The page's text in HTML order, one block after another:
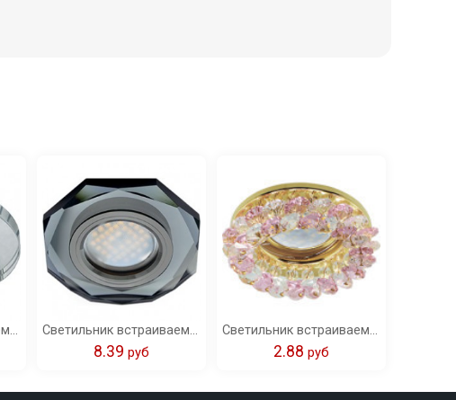
Светильник встраиваемый Ecola MR16 DL1650 GU5.3 Glass Стекло Круг хром/хром 25x95 (кd74) /FC1650EFF/ Светильник встраиваемый Ecola MR16 DL1652 GU5.3 Glass Стекло 8-угольник с прямыми гранями черный/черный хром 25x90 /FB1652EFF/
8.39 pуб
Светильник встраиваемый Ecola Light MR16 CD4141 GU5.3 круглый с хрусталиками прозрачный и розовый/золото 50x90 /FF1617EFY/
2.88 pуб